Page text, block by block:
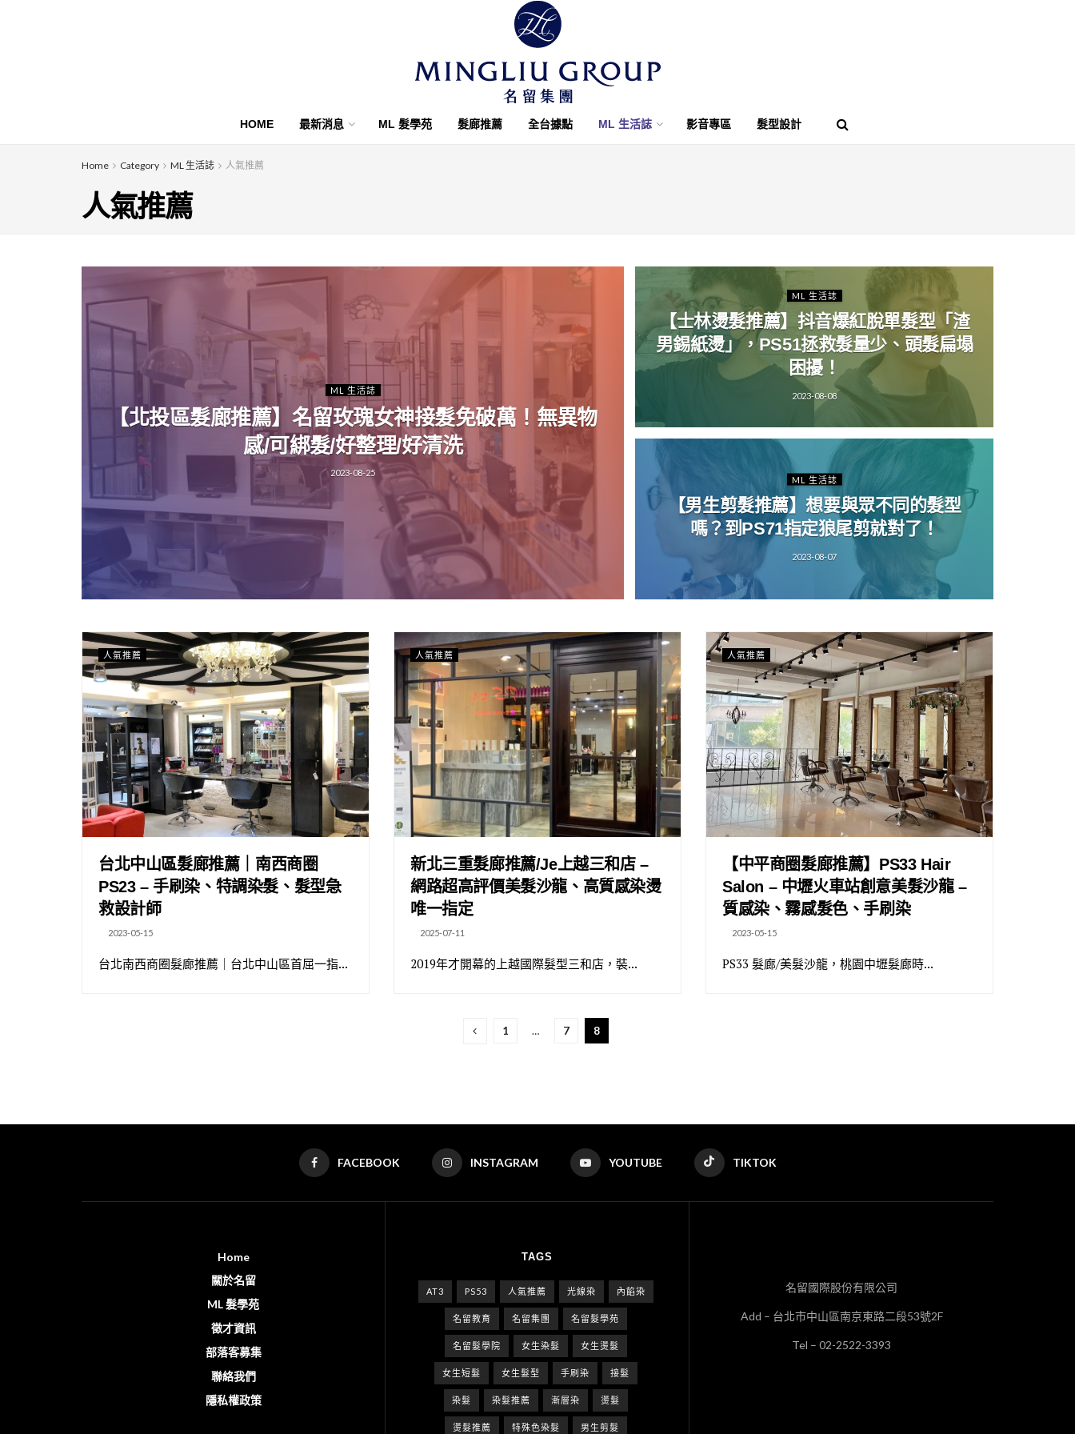
HOME 最新消息 ML 髮學苑 髮廊推薦 全台據點 ML 生活誌 影音專區 髮型設計
Home Category ML 生活誌 人氣推薦
人氣推薦
ML 生活誌
【北投區髮廊推薦】名留玫瑰女神接髮免破萬！無異物
感/可綁髮/好整理/好清洗
2023-08-25
ML 生活誌
【士林燙髮推薦】抖音爆紅脫單髮型「渣
男錫紙燙」，PS51拯救髮量少、頭髮扁塌
困擾！
2023-08-08
ML 生活誌
【男生剪髮推薦】想要與眾不同的髮型
嗎？到PS71指定狼尾剪就對了！
2023-08-07
人氣推薦
台北中山區髮廊推薦｜南西商圈
PS23 – 手刷染、特調染髮、髮型急
救設計師
2023-05-15
台北南西商圈髮廊推薦｜台北中山區首屈一指...
人氣推薦
新北三重髮廊推薦/Je上越三和店 –
網路超高評價美髮沙龍、高質感染燙
唯一指定
2025-07-11
2019年才開幕的上越國際髮型三和店，裝...
人氣推薦
【中平商圈髮廊推薦】PS33 Hair
Salon – 中壢火車站創意美髮沙龍 –
質感染、霧感髮色、手刷染
2023-05-15
PS33 髮廊/美髮沙龍，桃園中壢髮廊時...
1 … 7 8
FACEBOOK INSTAGRAM YOUTUBE TIKTOK
Home
關於名留
ML 髮學苑
徵才資訊
部落客募集
聯絡我們
隱私權政策
TAGS
AT3 PS53 人氣推薦 光線染 內餡染
名留教育 名留集團 名留髮學苑
名留髮學院 女生染髮 女生燙髮
女生短髮 女生髮型 手刷染 接髮
染髮 染髮推薦 漸層染 燙髮
燙髮推薦 特殊色染髮 男生剪髮
名留國際股份有限公司
Add – 台北市中山區南京東路二段53號2F
Tel – 02-2522-3393